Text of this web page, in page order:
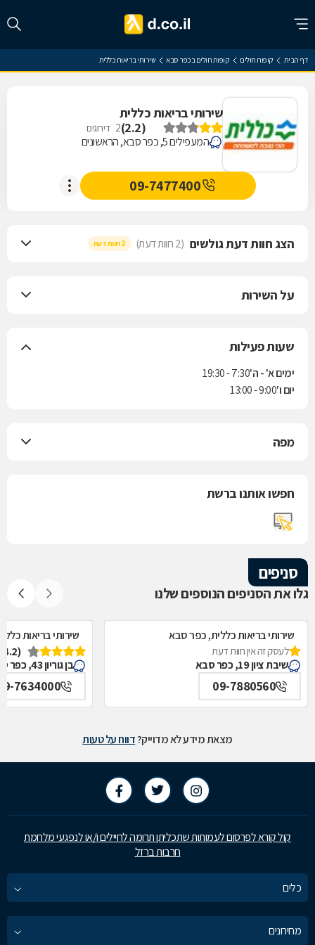
דף הבית קופות חולים קופות חולים בכפר סבא שירותי בריאות כללית
שירותי בריאות כללית
(
2.2
)
2 דירוגים
המעפילים 5, כפר סבא, הראשונים
09-7477400
הצג חוות דעת גולשים (2 חוות דעת) 2 חוות דעת
על השירות
שעות פעילות
ימים א' - ה'7:30 - 19:30
יום ו'9:00 - 13:00
מפה
חפשו אותנו ברשת
סניפים
גלו את הסניפים הנוספים שלנו
שירותי בריאות כללית, כפר סבא
לעסק זה אין חוות דעת
שיבת ציון 19, כפר סבא
09-7880560
שירותי בריאות
(4.2)
בן גוריון 43, כפר סבא
7634000
מצאת מידע לא מדוייק?דווח על טעות
קול קורא לפרסום לעמותות שתכליתן תרומה לחיילים ו/או לנפגעי מלחמת
חרבות ברזל
כלים
מחירונים